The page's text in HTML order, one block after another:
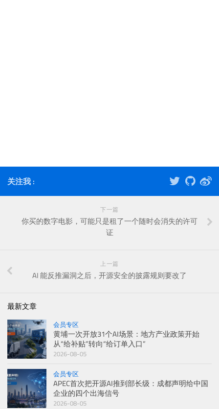
关注我 :
下一篇
你买的数字电影，可能只是租了一个随时会消失的许可
证
上一篇
AI 能反推漏洞之后，开源安全的披露规则要改了
最新文章
会员专区
黄埔一次开放31个AI场景：地方产业政策开始
从“给补贴”转向“给订单入口”
2026-08-05
会员专区
APEC首次把开源AI推到部长级：成都声明给中国
企业的四个出海信号
2026-08-05